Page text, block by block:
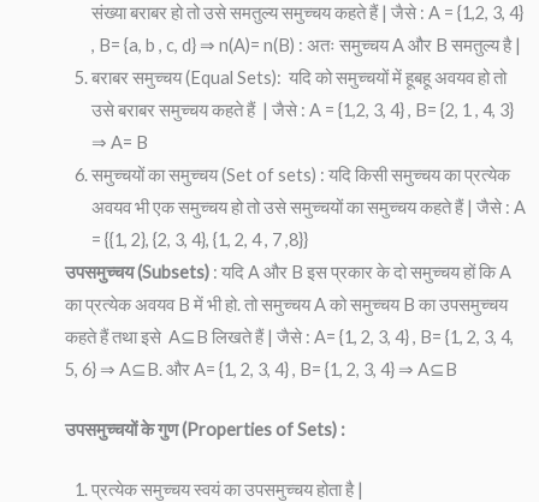
संख्या बराबर हो तो उसे समतुल्य समुच्चय कहते हैं | जैसे : A = {1,2, 3, 4}
, B= {a, b , c, d} ⇒ n(A)= n(B) : अतः समुच्चय A और B समतुल्य है |
बराबर समुच्चय (Equal Sets): यदि को समुच्चयों में हूबहू अवयव हो तो
उसे बराबर समुच्चय कहते हैं | जैसे : A = {1,2, 3, 4} , B= {2, 1 , 4, 3}
⇒ A= B
समुच्चयों का समुच्चय (Set of sets) : यदि किसी समुच्चय का प्रत्येक
अवयव भी एक समुच्चय हो तो उसे समुच्चयों का समुच्चय कहते हैं | जैसे : A
= {{1, 2}, {2, 3, 4}, {1, 2, 4 , 7 ,8}}
उपसमुच्चय (Subsets): यदि A और B इस प्रकार के दो समुच्चय हों कि A
का प्रत्येक अवयव B में भी हो. तो समुच्चय A को समुच्चय B का उपसमुच्चय
कहते हैं तथा इसे A⊆B लिखते हैं | जैसे : A= {1, 2, 3, 4} , B= {1, 2, 3, 4,
5, 6} ⇒ A⊆B. और A= {1, 2, 3, 4} , B= {1, 2, 3, 4} ⇒ A⊆B
उपसमुच्चयों के गुण (Properties of Sets) :
प्रत्येक समुच्चय स्वयं का उपसमुच्चय होता है |